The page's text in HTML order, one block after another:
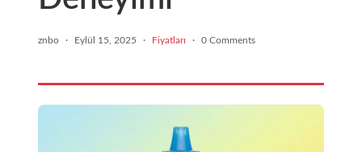
znbo · Eylül 15, 2025 · Fiyatları · 0 Comments